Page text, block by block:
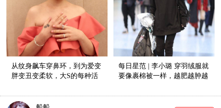
从纹身飙车穿鼻环，到为爱变
胖变丑变柔软，大S的每种活
每日星范 | 李小璐 穿羽绒服就
要像裹棉被一样，越肥越肿越